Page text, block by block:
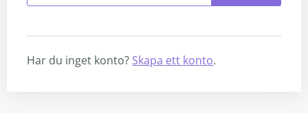
Har du inget konto? Skapa ett konto.